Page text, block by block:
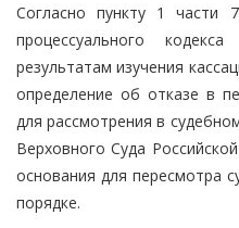
Согласно пункту 1 части
процессуального
результатам изучения
определение об отказе в
для рассмотрения в
Верховного Суда
основания для пересмотра
порядке.